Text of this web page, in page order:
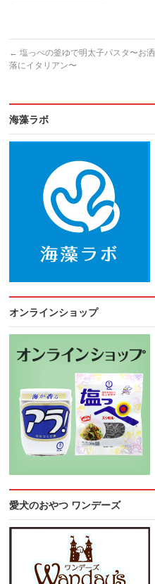
← 塩っぺの釜ゆで明太子パスタ〜お洒
落にイタリアン〜
海藻ラボ
オンラインショップ
愛犬のおやつ ワンデーズ